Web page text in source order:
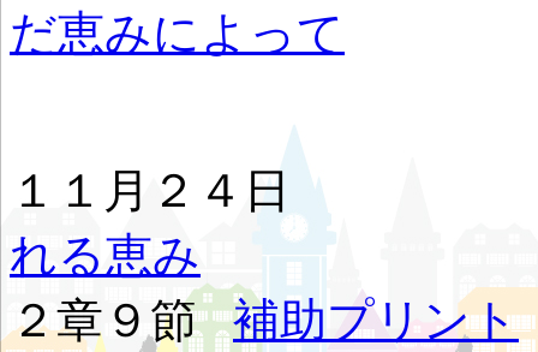
だ恵みによって
１１月２４
れる恵み ２
２章９節補助プリント